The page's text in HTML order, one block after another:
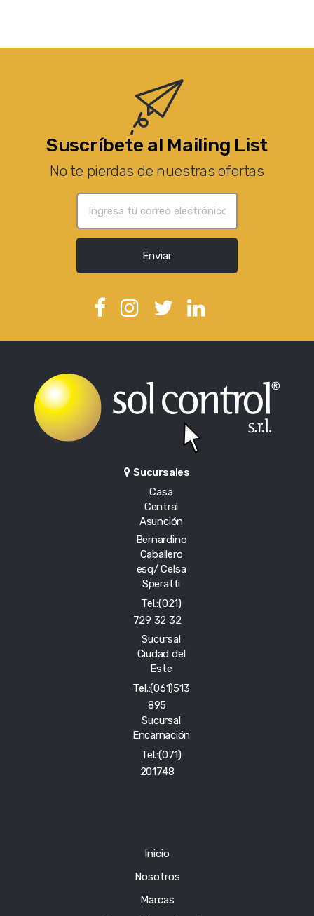
Suscríbete al Mailing List
No te pierdas de nuestras ofertas
Enviar
Sucursales
Casa
Central
Asunción
Bernardino
Caballero
esq/ Celsa
Speratti
Tel.:(021)
729 32 32
Sucursal
Ciudad del
Este
Tel.:(061)513
895
Sucursal
Encarnación
Tel.:(071)
201748
Inicio
Nosotros
Marcas